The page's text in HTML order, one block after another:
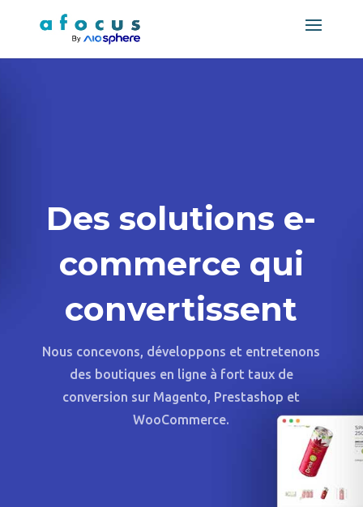
Des solutions e-
commerce qui
convertissent
Nous concevons, développons et entretenons
des boutiques en ligne à fort taux de
conversion sur Magento, Prestashop et
WooCommerce.